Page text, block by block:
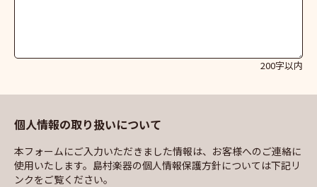
200字以内
個人情報の取り扱いについて
本フォームにご入力いただきました情報は、お客様へのご連絡に
使用いたします。島村楽器の個人情報保護方針については下記リ
ンクをご覧ください。